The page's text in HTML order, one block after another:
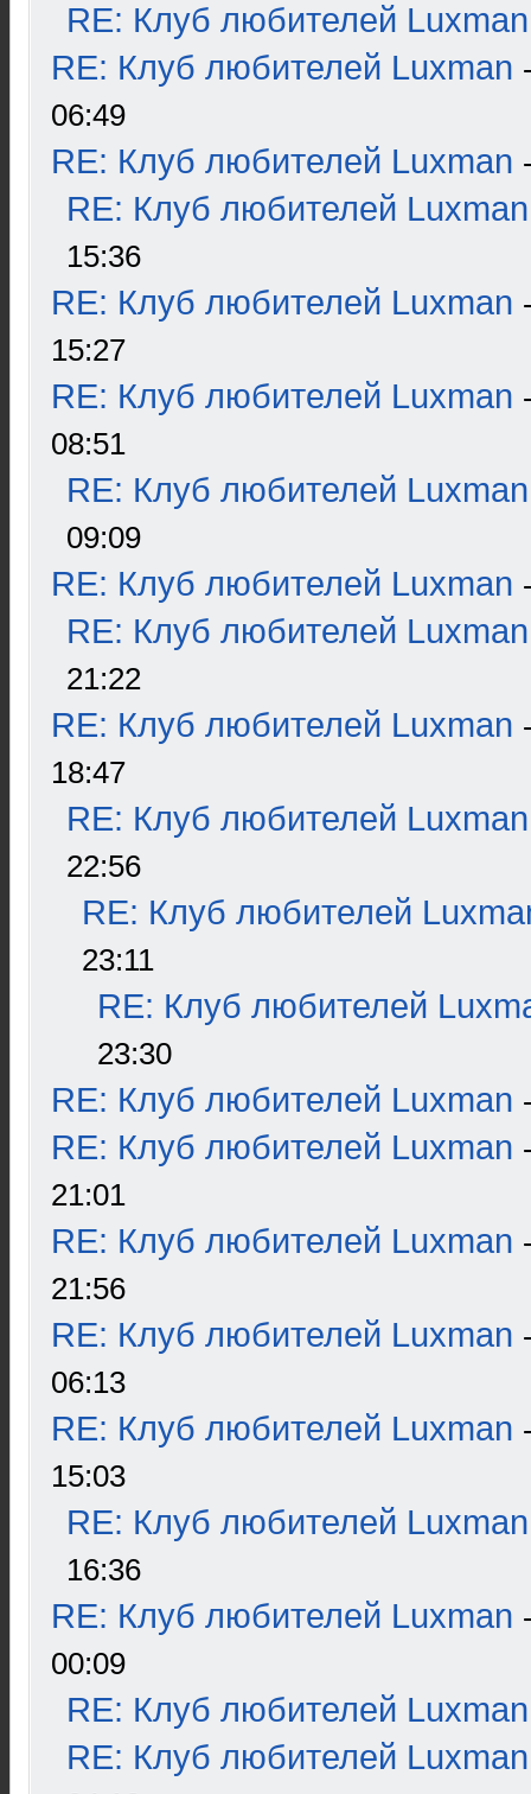
RE: Клуб любителей Luxman
RE: Клуб любителей Luxman
06:49
RE: Клуб любителей Luxman
RE: Клуб любителей Luxman
15:36
RE: Клуб любителей Luxman
15:27
RE: Клуб любителей Luxman
08:51
RE: Клуб любителей Luxman
09:09
RE: Клуб любителей Luxman
RE: Клуб любителей Luxman
21:22
RE: Клуб любителей Luxman
18:47
RE: Клуб любителей Luxman
22:56
RE: Клуб любителей
23:11
RE: Клуб любителей
23:30
RE: Клуб любителей Luxman
RE: Клуб любителей Luxman
21:01
RE: Клуб любителей Luxman
21:56
RE: Клуб любителей Luxman
06:13
RE: Клуб любителей Luxman
15:03
RE: Клуб любителей Luxman
16:36
RE: Клуб любителей Luxman
00:09
RE: Клуб любителей Luxman
RE: Клуб любителей Luxman